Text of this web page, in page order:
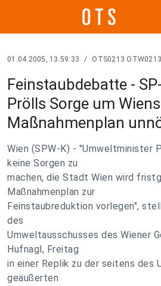
01.04.2005, 13:59:33 / OTS0213 OTW0213
Feinstaubdebatte -
Prölls Sorge um Wiens
Maßnahmenplan
Wien (SPW-K) - "Umweltminister
keine Sorgen zu
machen, die Stadt Wien wird
Maßnahmenplan zur
Feinstaubreduktion vorlegen",
des
Umweltausschusses des Wiener
Hufnagl, Freitag
in einer Replik zu der seitens des
geäußerten